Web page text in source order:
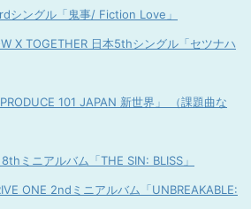
シングル「鬼事/ Fiction Love」
X TOGETHER 日本5thシングル「セツナハ
101 JAPAN 新世界」 （課題曲な
ミニアルバム「THE SIN: BLISS」
ONE 2ndミニアルバム「UNBREAKABLE: